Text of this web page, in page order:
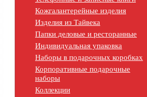
Кожгалантерейные изделия
Изделия из Тайвека
Папки деловые и ресторанные
Индивидуальная упаковка
Наборы в подарочных коробках
Корпоративные подарочные
наборы
Коллекции